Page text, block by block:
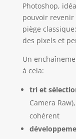
Photoshop,
pouvoir revenir
piège
des pixels et
Un
à cela:
tri et
Camera
cohérent